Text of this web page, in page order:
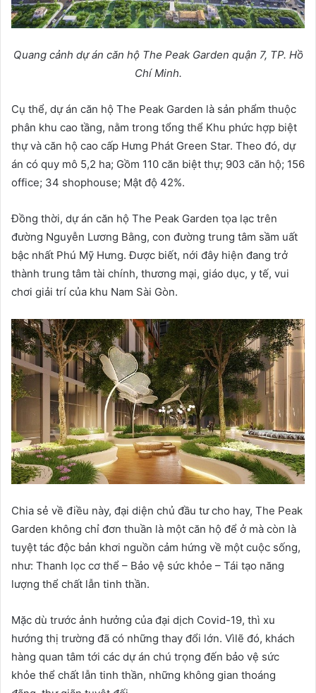
Quang cảnh dự án căn hộ The Peak Garden quận 7, TP. Hồ
Chí Minh.
Cụ thể, dự án căn hộ The Peak Garden là sản phẩm thuộc
phân khu cao tầng, nằm trong tổng thể Khu phức hợp biệt
thự và căn hộ cao cấp Hưng Phát Green Star. Theo đó, dự
án có quy mô 5,2 ha; Gồm 110 căn biệt thự; 903 căn hộ; 156
office; 34 shophouse; Mật độ 42%.
Đồng thời, dự án căn hộ The Peak Garden tọa lạc trên
đường Nguyễn Lương Bằng, con đường trung tâm sầm uất
bậc nhất Phú Mỹ Hưng. Được biết, nới đây hiện đang trở
thành trung tâm tài chính, thương mại, giáo dục, y tế, vui
chơi giải trí của khu Nam Sài Gòn.
Chia sẻ về điều này, đại diện chủ đầu tư cho hay, The Peak
Garden không chỉ đơn thuần là một căn hộ để ở mà còn là
tuyệt tác độc bản khơi nguồn cảm hứng về một cuộc sống,
như: Thanh lọc cơ thể – Bảo vệ sức khỏe – Tái tạo năng
lượng thể chất lẫn tinh thần.
Mặc dù trước ảnh hưởng của đại dịch Covid-19, thì xu
hướng thị trường đã có những thay đổi lớn. Vìlẽ đó, khách
hàng quan tâm tới các dự án chú trọng đến bảo vệ sức
khỏe thể chất lẫn tinh thần, những không gian thoáng